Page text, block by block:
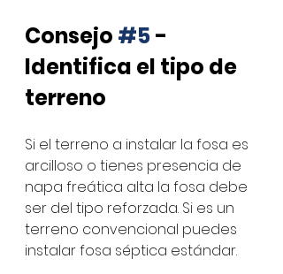
Consejo #5 -
Identifica el tipo de
terreno
Si el terreno a instalar la fosa es
arcilloso o tienes presencia de
napa freática alta la fosa debe
ser del tipo reforzada. Si es un
terreno convencional puedes
instalar fosa séptica estándar.